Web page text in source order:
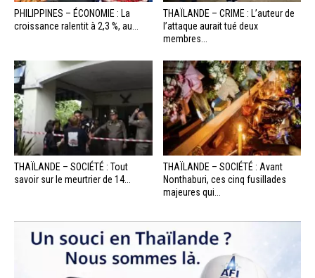
PHILIPPINES – ÉCONOMIE : La
croissance ralentit à 2,3 %, au...
THAÏLANDE – CRIME : L’auteur de
l’attaque aurait tué deux
membres...
THAÏLANDE – SOCIÉTÉ : Tout
savoir sur le meurtrier de 14...
THAÏLANDE – SOCIÉTÉ : Avant
Nonthaburi, ces cinq fusillades
majeures qui...